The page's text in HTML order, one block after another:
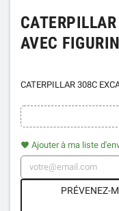
AVEC
CATERPILLAR 308C
favorite Ajouter à ma liste
PRÉVENEZ-